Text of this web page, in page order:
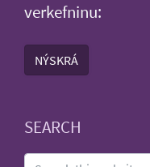
verkefninu:
NÝSKRÁ
SEARCH